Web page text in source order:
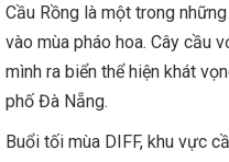
Cầu Rồng là một trong
vào mùa pháo hoa. Cây cầu
mình ra biển thể hiện khát
phố Đà Nẵng.
Buổi tối mùa DIFF, khu vực